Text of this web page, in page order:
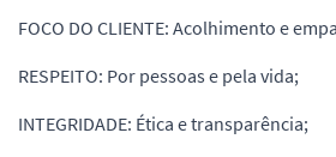
FOCO DO CLIENTE: Acolhimento e
RESPEITO: Por pessoas e pela vida;
INTEGRIDADE: Ética e transparência;